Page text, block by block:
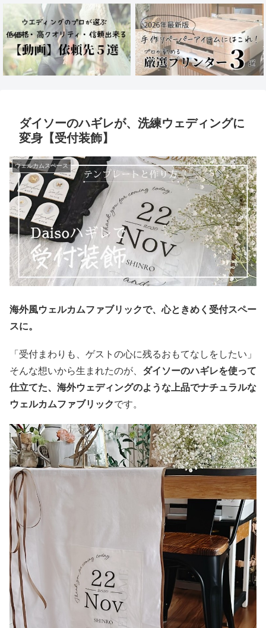
ダイソーのハギレが、洗練ウェディングに
変身【受付装飾】
ウェルカムスペース
海外風ウェルカムファブリックで、心ときめく受付スペー
スに。
「受付まわりも、ゲストの心に残るおもてなしをしたい」
そんな想いから生まれたのが、 ダイソーのハギレを使って
仕立てた、海外ウェディングのような上品でナチュラルな
ウェルカムファブリックです。